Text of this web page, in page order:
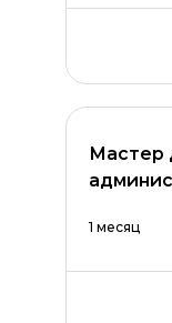
Мастер
1 месяц